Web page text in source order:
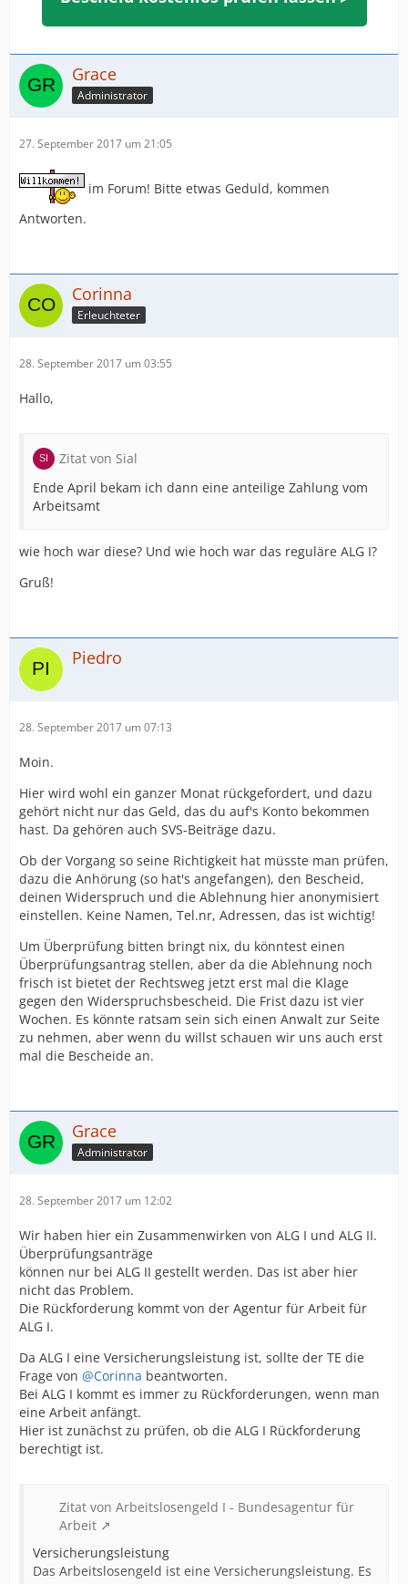
Grace
Administrator
27. September 2017 um 21:05
im Forum! Bitte etwas Geduld, kommen
Antworten.
Corinna
Erleuchteter
28. September 2017 um 03:55
Hallo,
Zitat von Sial
Ende April bekam ich dann eine anteilige Zahlung vom
Arbeitsamt
wie hoch war diese? Und wie hoch war das reguläre ALG I?
Gruß!
Piedro
28. September 2017 um 07:13
Moin.
Hier wird wohl ein ganzer Monat rückgefordert, und dazu
gehört nicht nur das Geld, das du auf's Konto bekommen
hast. Da gehören auch SVS-Beiträge dazu.
Ob der Vorgang so seine Richtigkeit hat müsste man prüfen,
dazu die Anhörung (so hat's angefangen), den Bescheid,
deinen Widerspruch und die Ablehnung hier anonymisiert
einstellen. Keine Namen, Tel.nr, Adressen, das ist wichtig!
Um Überprüfung bitten bringt nix, du könntest einen
Überprüfungsantrag stellen, aber da die Ablehnung noch
frisch ist bietet der Rechtsweg jetzt erst mal die Klage
gegen den Widerspruchsbescheid. Die Frist dazu ist vier
Wochen. Es könnte ratsam sein sich einen Anwalt zur Seite
zu nehmen, aber wenn du willst schauen wir uns auch erst
mal die Bescheide an.
Grace
Administrator
28. September 2017 um 12:02
Wir haben hier ein Zusammenwirken von ALG I und ALG II.
Überprüfungsanträge
können nur bei ALG II gestellt werden. Das ist aber hier
nicht das Problem.
Die Rückforderung kommt von der Agentur für Arbeit für
ALG I.
Da ALG I eine Versicherungsleistung ist, sollte der TE die
Frage von @Corinna beantworten.
Bei ALG I kommt es immer zu Rückforderungen, wenn man
eine Arbeit anfängt.
Hier ist zunächst zu prüfen, ob die ALG I Rückforderung
berechtigt ist.
Zitat von Arbeitslosengeld I - Bundesagentur für
Arbeit
Versicherungsleistung
Das Arbeitslosengeld ist eine Versicherungsleistung. Es